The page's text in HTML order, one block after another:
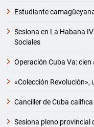
Estudiante
Sesiona en La Habana
Sociales
Operación Cuba Va:
«Colección Revolución»,
Canciller de Cuba
Sesiona pleno provincial